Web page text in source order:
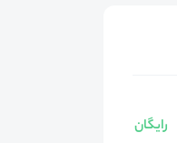
رایگان